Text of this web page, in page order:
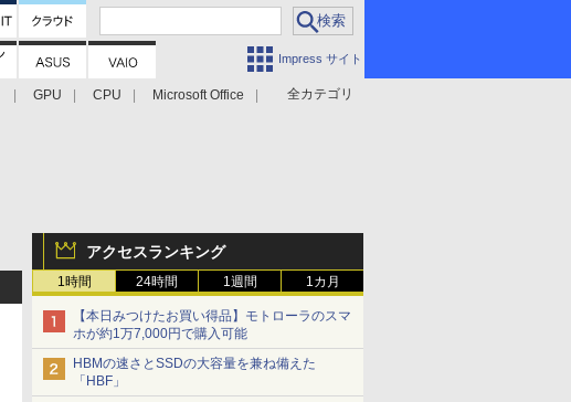
Impress サイト
全カテゴリ
GPU CPU
Microsoft Office
アクセスランキング
1時間 24時間 1週間 1カ月
【本日みつけたお買い得品】モトローラのスマ
ホが約1万7,000円で購入可能
HBMの速さとSSDの大容量を兼ね備えた
「HBF」